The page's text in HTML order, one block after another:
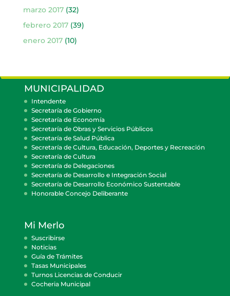
marzo 2017(32)
febrero 2017(39)
enero 2017(10)
MUNICIPALIDAD
Intendente
Secretaría de Gobierno
Secretaría de Economía
Secretaría de Obras y Servicios Públicos
Secretaría de Salud Pública
Secretaría de Cultura, Educación, Deportes y Recreación
Secretaría de Cultura
Secretaría de Delegaciones
Secretaría de Desarrollo e Integración Social
Secretaría de Desarrollo Económico Sustentable
Honorable Concejo Deliberante
Mi Merlo
Suscribirse
Noticias
Guía de Trámites
Tasas Municipales
Turnos Licencias de Conducir
Cocheria Municipal